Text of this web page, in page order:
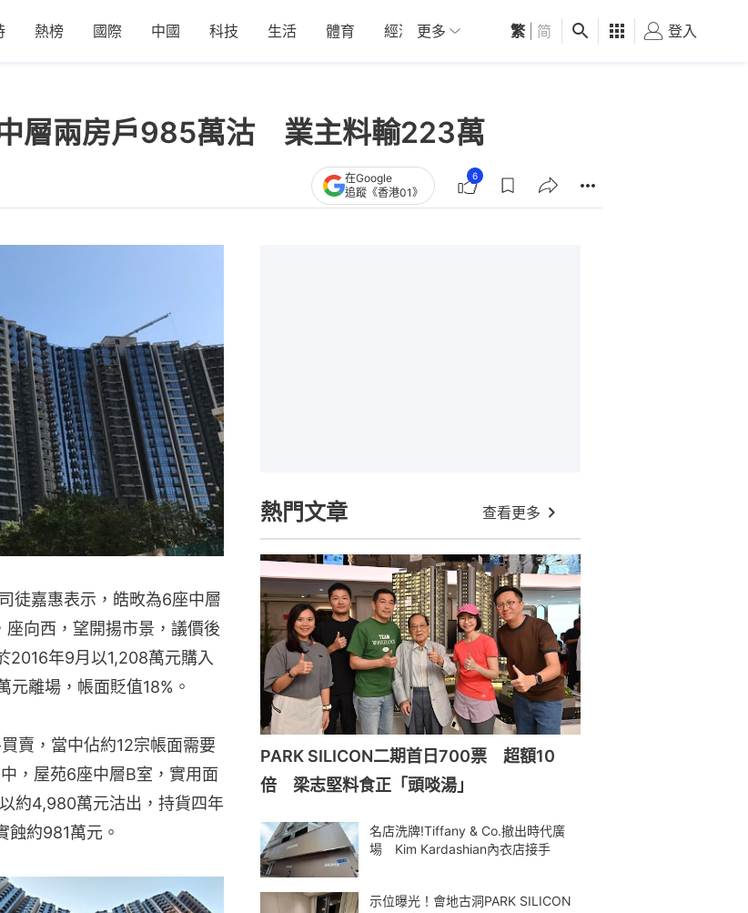
熱榜 國際 中國 科技 生活 體育 經濟 01深圳 觀點 健康 好食玩飛
更多 繁 简 登入
層兩房戶985萬沽 業主料輸223萬
在Google
追蹤《香港01》
6
徒嘉惠表示，皓畋為6座中層
向西，望開揚市景，議價後
2016年9月以1,208萬元購入
元離場，帳面貶值18%。
賣，當中佔約12宗帳面需要
，屋苑6座中層B室，實用面
約4,980萬元沽出，持貨四年
蝕約981萬元。
熱門文章 查看更多
PARK SILICON二期首日700票 超額10
倍 梁志堅料食正「頭啖湯」
名店洗牌!Tiffany & Co.撤出時代廣
場 Kim Kardashian內衣店接手
示位曝光！會地古洞PARK SILICON